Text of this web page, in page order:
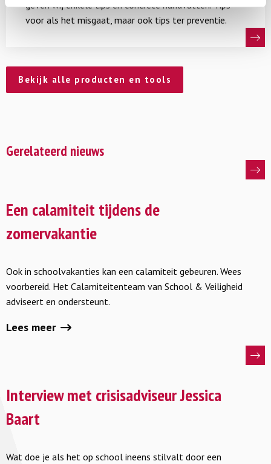
geven wij enkele tips en concrete handvatten. Tips
voor als het misgaat, maar ook tips ter preventie.
Bekijk alle producten en tools
Gerelateerd nieuws
meer
Een
tijdens
de
zomervakantie
Een calamiteit tijdens de
zomervakantie
Ook in schoolvakanties kan een calamiteit gebeuren. Wees
voorbereid. Het Calamiteitenteam van School & Veiligheid
adviseert en ondersteunt.
Lees meer
meer
Interview
crisisadviseur
Interview met crisisadviseur Jessica
Baart
Wat doe je als het op school ineens stilvalt door een